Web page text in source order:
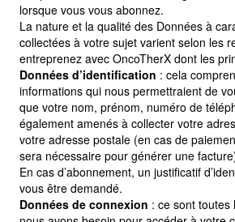
lorsque vous vous abonnez.
La nature et la qualité des Données à
collectées à votre sujet varient selon les
entreprenez avec OncoTherX dont les
Données d’identification : cela
informations qui nous permettraient de
que votre nom, prénom, numéro de
également amenés à collecter votre
votre adresse postale (en cas de
sera nécessaire pour générer une
En cas d’abonnement, un justificatif
vous être demandé.
Données de connexion : ce sont